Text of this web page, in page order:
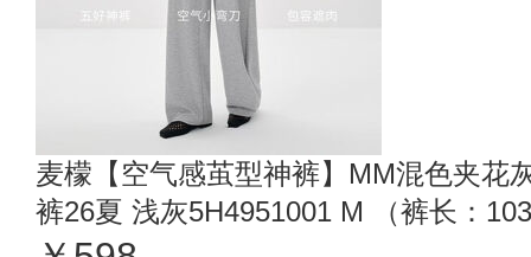
麦檬【空气感茧型神裤】MM混色夹花
裤26夏 浅灰5H4951001 M （裤长：